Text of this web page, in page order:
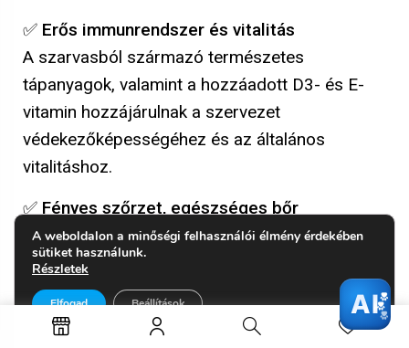
✅ Erős immunrendszer és vitalitás
A szarvasból származó természetes
tápanyagok, valamint a hozzáadott D3- és E-
vitamin hozzájárulnak a szervezet
védekezőképességéhez és az általános
vitalitáshoz.
✅ Fényes szőrzet, egészséges bőr
A cink, mangán és a lenmagolaj támogatják a
bőr regenerációját és a szőrzet természetes
fényét.
Boldog, elégedett kutya
AI
A weboldalon a minőségi felhasználói élmény érdekében
sütiket használunk.
Részletek
Elfogad Beállítások